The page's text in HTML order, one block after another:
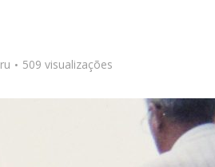
509 visualizações